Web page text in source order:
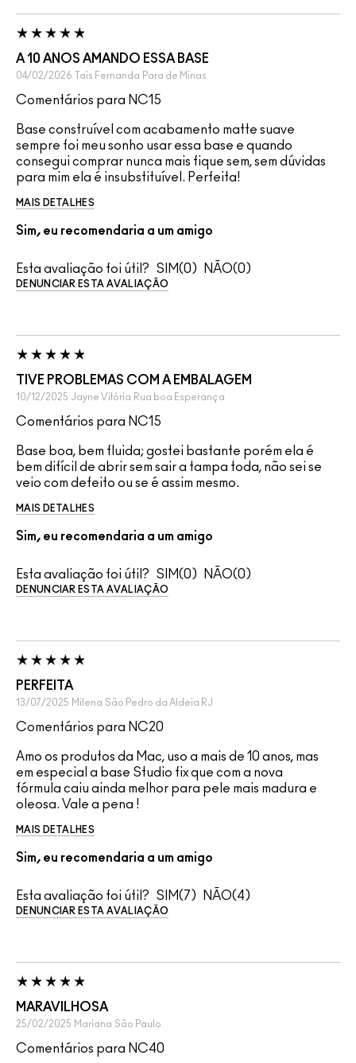
A 10 ANOS AMANDO ESSA BASE
04/02/2026 Tais Fernanda Para de Minas
Comentários para NC15
Base construível com acabamento matte suave
sempre foi meu sonho usar essa base e quando
consegui comprar nunca mais fique sem, sem dúvidas
para mim ela é insubstituível. Perfeita!
MAIS DETALHES
Sim, eu recomendaria a um amigo
Esta avaliação foi útil? 0 0
DENUNCIAR ESTA AVALIAÇÃO
TIVE PROBLEMAS COM A EMBALAGEM
10/12/2025 Jayne Vitória Rua boa Esperança
Comentários para NC15
Base boa, bem fluida; gostei bastante porém ela é
bem difícil de abrir sem sair a tampa toda, não sei se
veio com defeito ou se é assim mesmo.
MAIS DETALHES
Sim, eu recomendaria a um amigo
Esta avaliação foi útil? 0 0
DENUNCIAR ESTA AVALIAÇÃO
PERFEITA
13/07/2025 Milena São Pedro da Aldeia RJ
Comentários para NC20
Amo os produtos da Mac, uso a mais de 10 anos, mas
em especial a base Studio fix que com a nova
fórmula caiu ainda melhor para pele mais madura e
oleosa. Vale a pena !
MAIS DETALHES
Sim, eu recomendaria a um amigo
Esta avaliação foi útil? 7 4
DENUNCIAR ESTA AVALIAÇÃO
MARAVILHOSA
25/02/2025 Mariana São Paulo
Comentários para NC40